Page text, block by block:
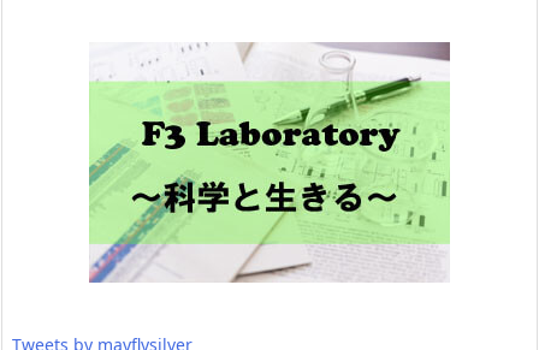
Tweets by mayflysilver